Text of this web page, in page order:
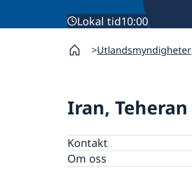
Lokal tid10:00
Utlandsmyndigheter
Iran, Teheran
Kontakt
Om oss